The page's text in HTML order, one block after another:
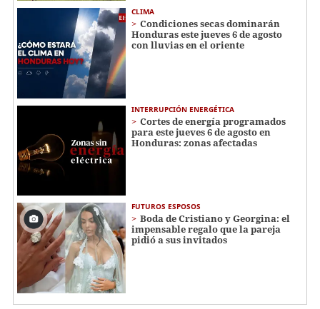
CLIMA
Condiciones secas dominarán
Honduras este jueves 6 de agosto
con lluvias en el oriente
INTERRUPCIÓN ENERGÉTICA
Cortes de energía programados
para este jueves 6 de agosto en
Honduras: zonas afectadas
FUTUROS ESPOSOS
Boda de Cristiano y Georgina: el
impensable regalo que la pareja
pidió a sus invitados